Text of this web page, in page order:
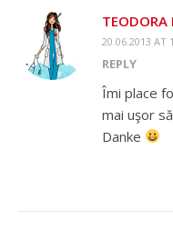
TEODORA
20.06.2013 AT
REPLY
Îmi place
mai uşor
Danke